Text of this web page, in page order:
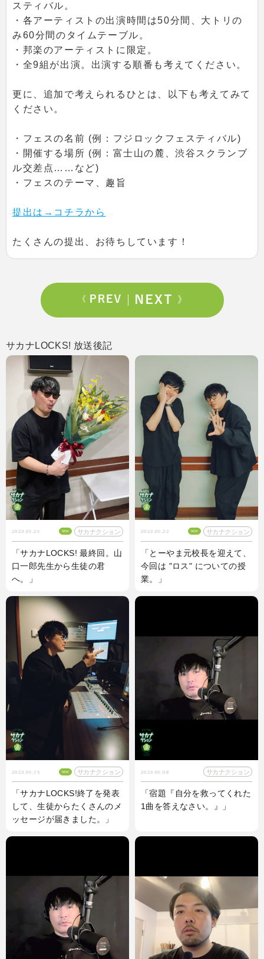
スティバル。
・各アーティストの出演時間は50分間、大トリの
み60分間のタイムテーブル。
・邦楽のアーティストに限定。
・全9組が出演。出演する順番も考えてください。
更に、追加で考えられるひとは、以下も考えてみて
ください。
・フェスの名前 (例：フジロックフェスティバル)
・開催する場所 (例：富士山の麓、渋谷スクランブ
ル交差点……など)
・フェスのテーマ、趣旨
提出は→コチラから
たくさんの提出、お待ちしています！
サカナLOCKS! 放送後記
2023.09.29 NEW サカナクション
「サカナLOCKS! 最終回。山
口一郎先生から生徒の君
へ。」
2023.09.22 NEW サカナクション
「とーやま元校長を迎えて、
今回は "ロス" についての授
業。」
2023.09.15 NEW サカナクション
「サカナLOCKS!終了を発表
して、生徒からたくさんのメ
ッセージが届きました。」
2023.09.08 サカナクション
「宿題『自分を救ってくれた
1曲を答えなさい。』」